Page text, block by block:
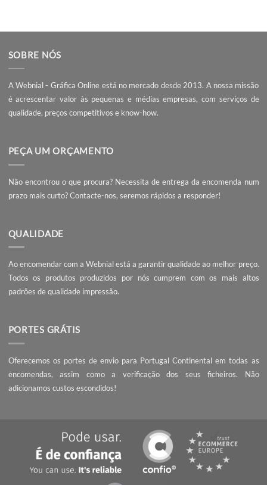
SOBRE NÓS
é acrescentar valor às pequenas e médias empresas, com
PEÇA UM ORÇAMENTO
Não encontrou o que procura? Necessita de entrega da
QUALIDADE
Ao encomendar com a Webnial está a garantir qualidade ao melhor
Todos os produtos produzidos por nós cumprem com os
padrões de qualidade impressão.
Oferecemos os portes de envio para Portugal Continental em
encomendas, assim como a verificação dos seus
adicionamos custos escondidos!